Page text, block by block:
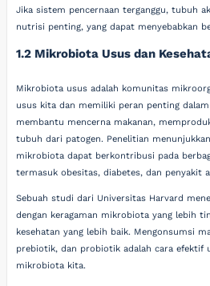
Jika sistem pencernaan terganggu, tubuh
nutrisi penting, yang dapat menyebabkan
1.2 Mikrobiota Usus dan
Mikrobiota usus adalah komunitas
usus kita dan memiliki peran penting
membantu mencerna makanan,
tubuh dari patogen. Penelitian
mikrobiota dapat berkontribusi pada
termasuk obesitas, diabetes, dan penyakit
Sebuah studi dari Universitas Harvard
dengan keragaman mikrobiota yang lebih
kesehatan yang lebih baik. Mengonsumsi
prebiotik, dan probiotik adalah cara efektif
mikrobiota kita.